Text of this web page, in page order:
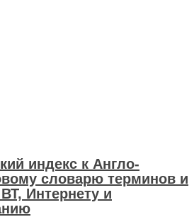
индекс к Англо-
словарю терминов и
Интернету и